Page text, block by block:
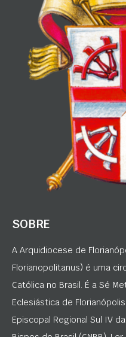
SOBRE
A Arquidiocese de
Florianopolitanus) é uma
Católica no Brasil. É a Sé
Eclesiástica de
Episcopal Regional Sul IV